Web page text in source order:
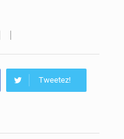
Tweetez!